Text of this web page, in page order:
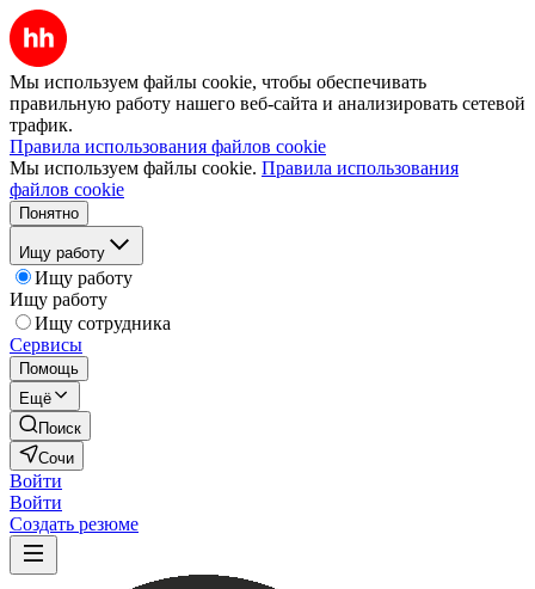
Мы используем файлы cookie, чтобы обеспечивать
правильную работу нашего веб-сайта и анализировать сетевой
трафик.
Правила использования файлов cookie
Мы используем файлы cookie. Правила использования
файлов cookie
Понятно
Ищу работу
Ищу работу
Ищу работу
Ищу сотрудника
Сервисы
Помощь
Ещё
Поиск
Сочи
Войти
Войти
Создать резюме